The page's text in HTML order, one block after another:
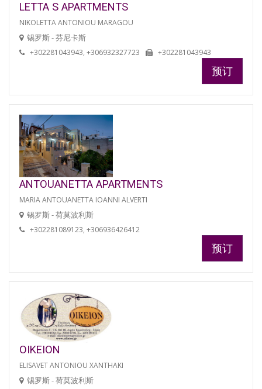
LETTA S APARTMENTS
NIKOLETTA ANTONIOU MARAGOU
锡罗斯 - 芬尼卡斯
+302281043943, +306932327723 +302281043943
预订
ANTOUANETTA APARTMENTS
MARIA ANTOUANETTA IOANNI ALVERTI
锡罗斯 - 荷莫波利斯
+302281089123, +306936426412
预订
OIKEION
ELISAVET ANTONIOU XANTHAKI
锡罗斯 - 荷莫波利斯